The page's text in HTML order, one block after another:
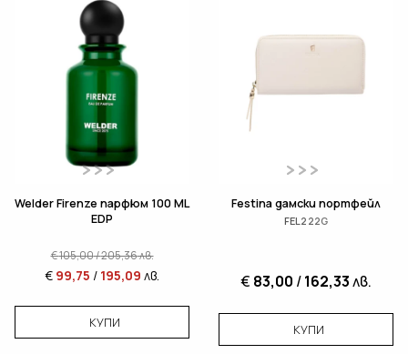
Welder Firenze парфюм 100 ML
EDP
€105,00/205,36лв.
€ 99,75 / 195,09 лв.
КУПИ
Festina дамски портфейл
FEL222G
€ 83,00 /162,33лв.
КУПИ